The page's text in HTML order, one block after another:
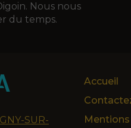
Nous nous
du temps.
SUR-
Accueil